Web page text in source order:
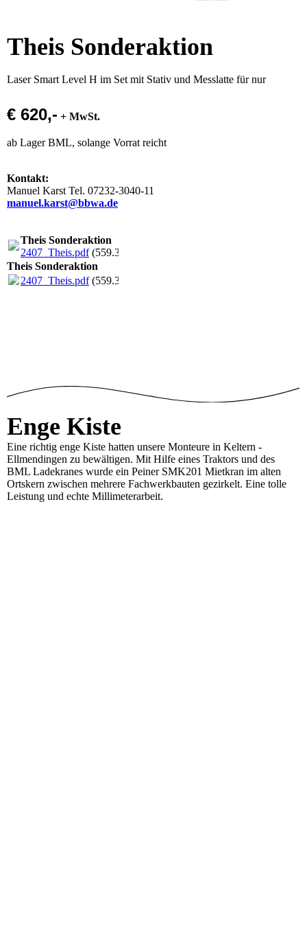
Theis Sonderaktion
Laser Smart Level H im Set mit Stativ und Messlatte für nur
€ 620,- + MwSt.
ab Lager BML, solange Vorrat reicht
Kontakt:
Manuel Karst Tel. 07232-3040-11
manuel.karst@bbwa.de
Theis Sonderaktion
2407_Theis.pdf(559.31KB)
Theis Sonderaktion
2407_Theis.pdf(559.31KB)
Enge Kiste
Eine richtig enge Kiste hatten unsere Monteure in Keltern -
Ellmendingen zu bewältigen. Mit Hilfe eines Traktors und des
BML Ladekranes wurde ein Peiner SMK201 Mietkran im alten
Ortskern zwischen mehrere Fachwerkbauten gezirkelt. Eine tolle
Leistung und echte Millimeterarbeit.